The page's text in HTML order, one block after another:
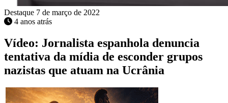
Destaque 7 de março de 2022
4 anos atrás
Vídeo: Jornalista espanhola denuncia
tentativa da mídia de esconder grupos
nazistas que atuam na Ucrânia